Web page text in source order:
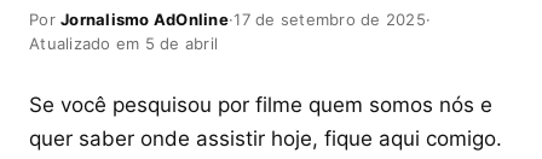
PorJornalismo AdOnline·17 de setembro de 2025·
Atualizado em 5 de abril
Se você pesquisou por filme quem somos nós e
quer saber onde assistir hoje, fique aqui comigo.